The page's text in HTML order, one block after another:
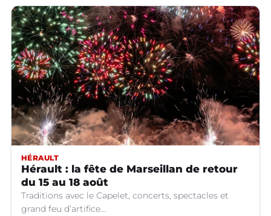
HÉRAULT
Hérault : la fête de Marseillan de retour
du 15 au 18 août
Traditions avec le Capelet, concerts, spectacles et
grand feu d’artifice...